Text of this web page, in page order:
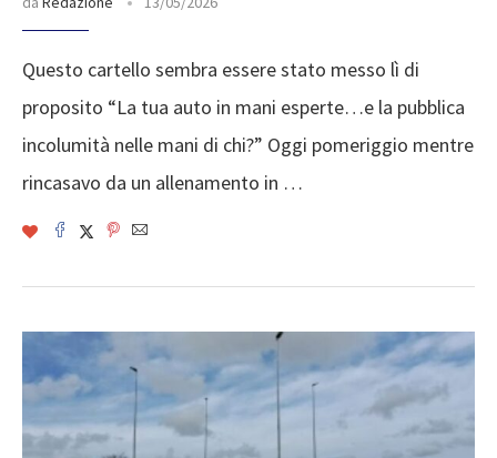
Questo cartello sembra essere stato messo lì di
proposito “La tua auto in mani esperte…e la pubblica
incolumità nelle mani di chi?” Oggi pomeriggio mentre
rincasavo da un allenamento in …